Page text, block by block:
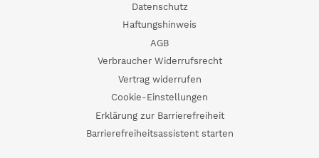
Datenschutz
Haftungshinweis
AGB
Verbraucher Widerrufsrecht
Vertrag widerrufen
Cookie-Einstellungen
Erklärung zur Barrierefreiheit
Barrierefreiheitsassistent starten